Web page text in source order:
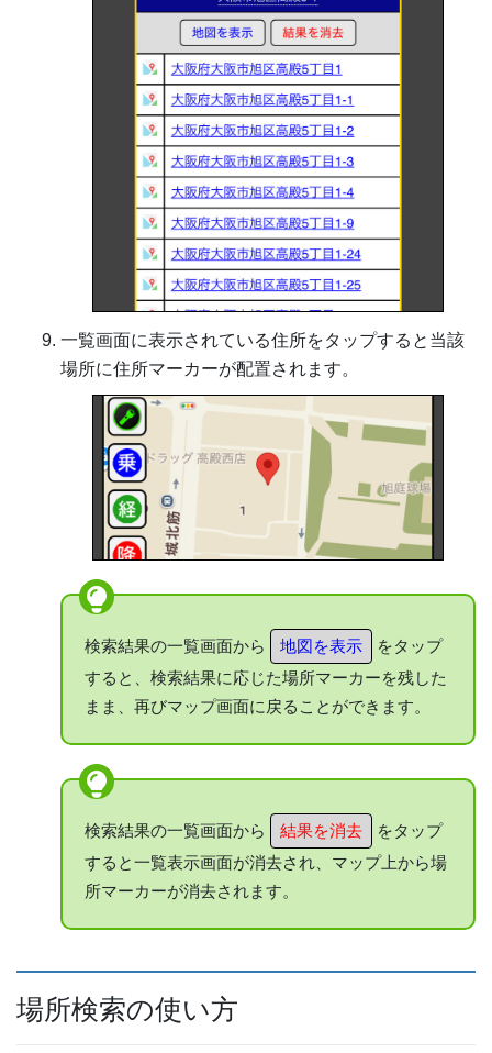
一覧画面に表示されている住所をタップすると当該
場所に住所マーカーが配置されます。
検索結果の一覧画面から 地図を表示
をタップ
すると、検索結果に応じた場所マーカーを残した
まま、再びマップ画面に戻ることができます。
検索結果の一覧画面から 結果を消去
をタップ
すると一覧表示画面が消去され、マップ上から場
所マーカーが消去されます。
場所検索の使い方